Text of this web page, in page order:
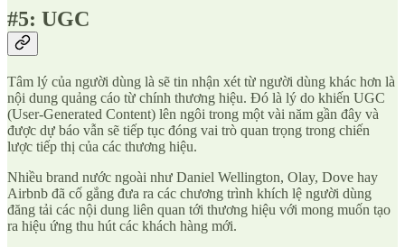
#5: UGC
Tâm lý của người dùng là sẽ tin nhận xét từ người dùng khác hơn là
nội dung quảng cáo từ chính thương hiệu. Đó là lý do khiến UGC
(User-Generated Content) lên ngôi trong một vài năm gần đây và
được dự báo vẫn sẽ tiếp tục đóng vai trò quan trọng trong chiến
lược tiếp thị của các thương hiệu.
Nhiều brand nước ngoài như Daniel Wellington, Olay, Dove hay
Airbnb đã cố gắng đưa ra các chương trình khích lệ người dùng
đăng tải các nội dung liên quan tới thương hiệu với mong muốn tạo
ra hiệu ứng thu hút các khách hàng mới.